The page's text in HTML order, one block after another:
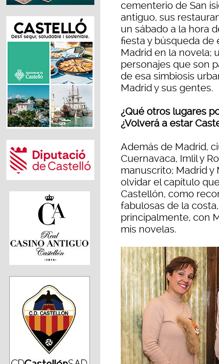
cementerio de San
antiguo, sus
un sábado a la hora
fiesta y búsqueda de
Madrid en la novela;
personajes que son
de esa simbiosis
Madrid y sus gentes.
¿Qué otros lugares
¿Volverá a estar
Además de Madrid,
Cuernavaca, Imlil y
manuscrito; Madrid y
olvidar el capítulo
Castellón, como
fabulosas de la
principalmente, con
mis novelas.